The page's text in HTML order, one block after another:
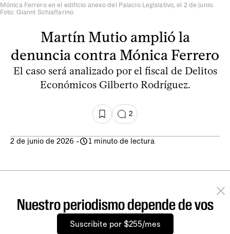
Mónica Ferrero en el edificio anexo del Palacio Legislativo, el 2 de junio.
Foto: Gianni Schiaffarino
Martín Mutio amplió la
denuncia contra Mónica Ferrero
El caso será analizado por el fiscal de Delitos
Económicos Gilberto Rodríguez.
2
2 de junio de 2026 - 1 minuto de lectura
Nuestro periodismo depende de vos
Suscribite por $255/mes